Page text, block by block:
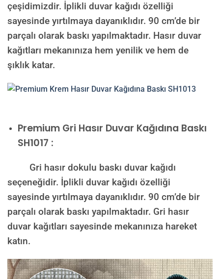
çeşidimizdir. İplikli duvar kağıdı özelliği
sayesinde yırtılmaya dayanıklıdır. 90 cm’de bir
parçalı olarak baskı yapılmaktadır. Hasır duvar
kağıtları mekanınıza hem yenilik ve hem de
şıklık katar.
Premium Gri Hasır Duvar Kağıdına Baskı
SH1017 :
Gri hasır dokulu baskı duvar kağıdı
seçeneğidir. İplikli duvar kağıdı özelliği
sayesinde yırtılmaya dayanıklıdır. 90 cm’de bir
parçalı olarak baskı yapılmaktadır. Gri hasır
duvar kağıtları sayesinde mekanınıza hareket
katın.